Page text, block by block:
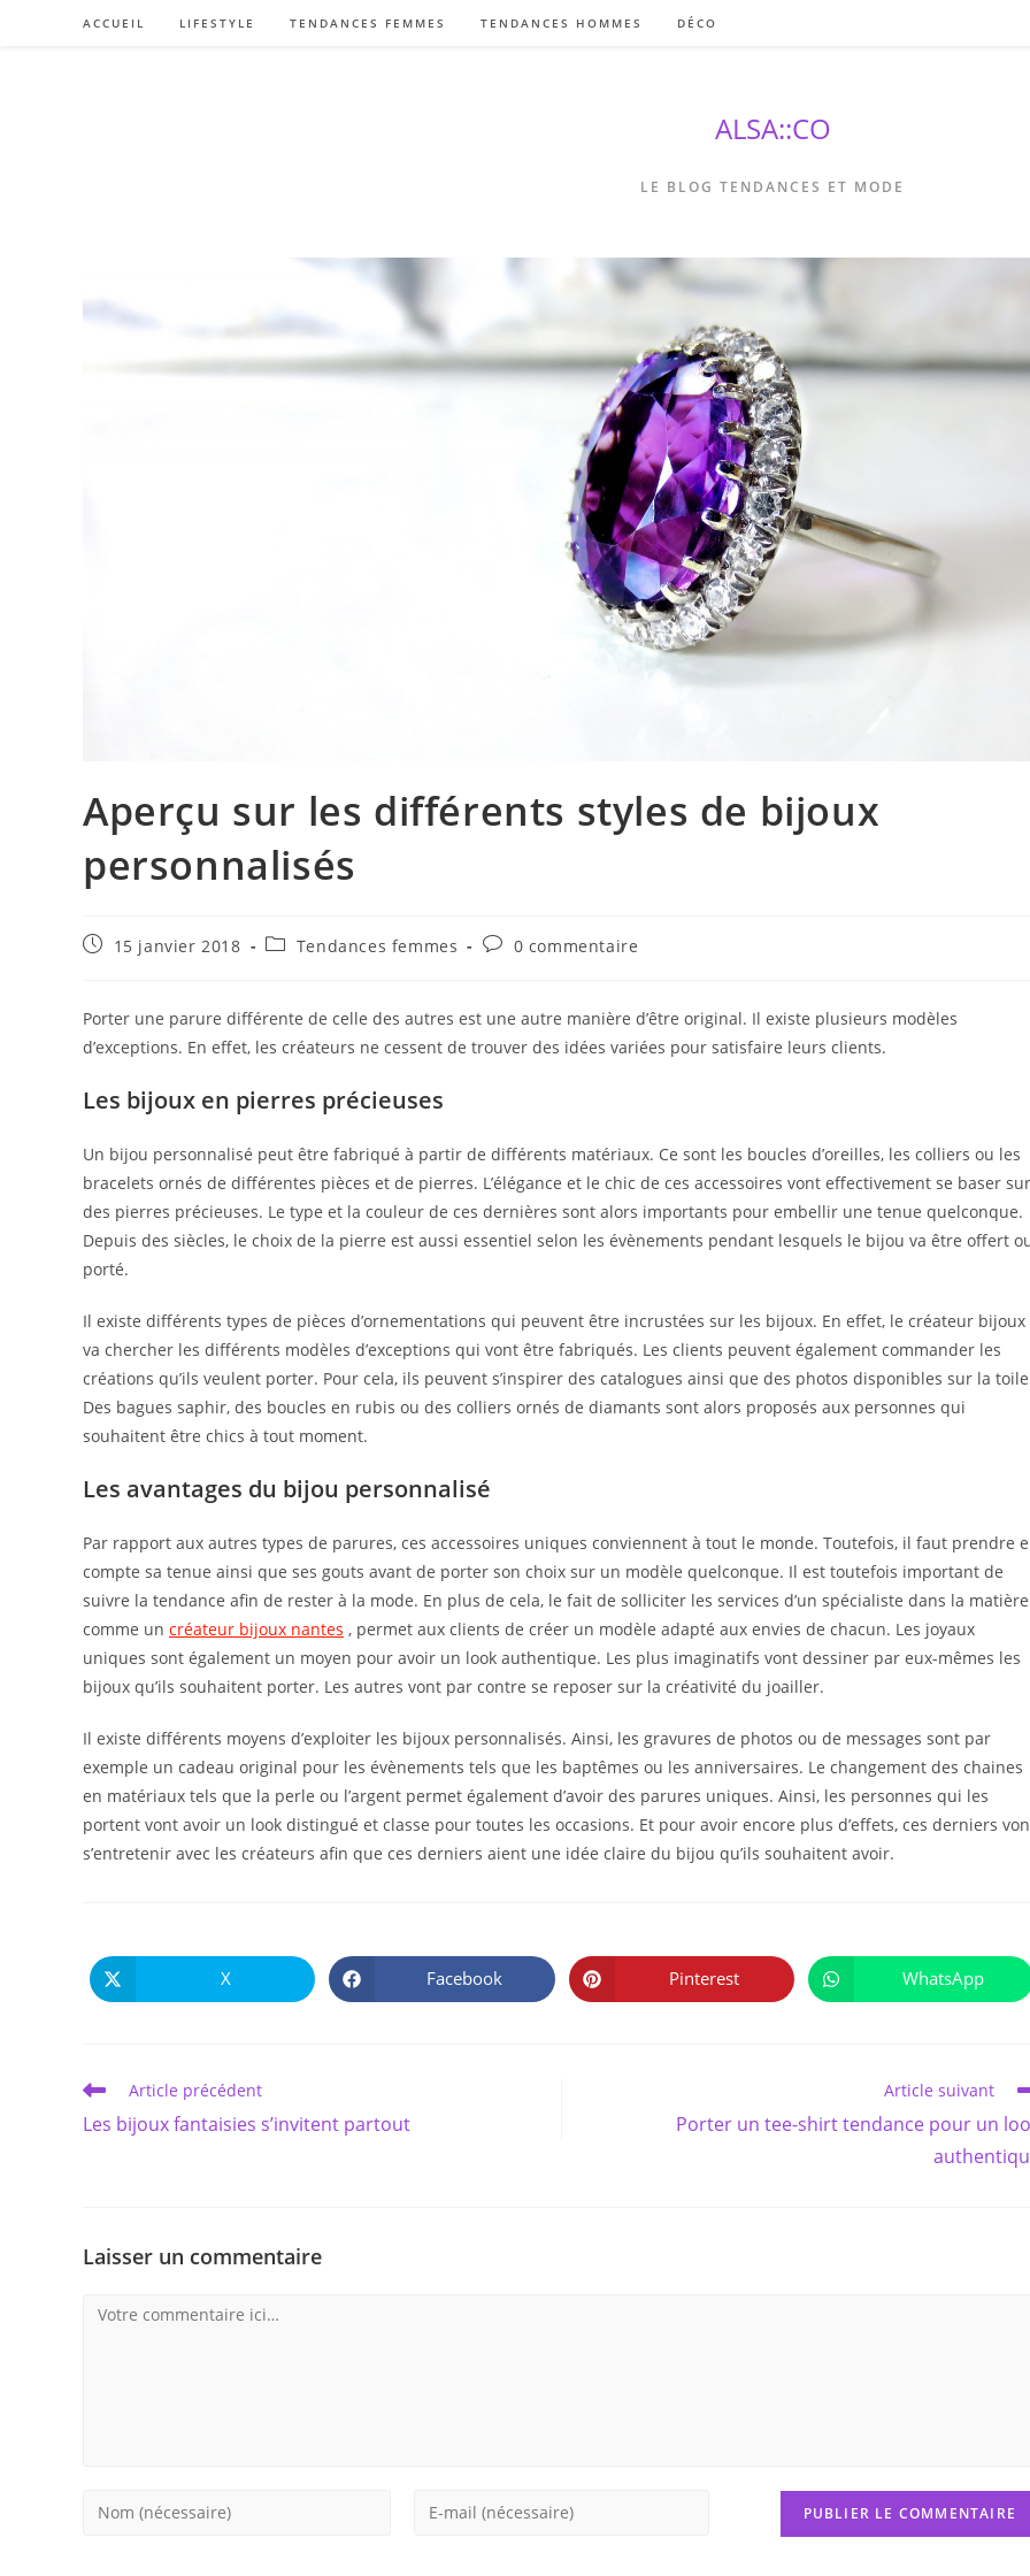
ACCUEIL LIFESTYLE TENDANCES FEMMES TENDANCES HOMMES DÉCO
ALSA::CO
LE BLOG TENDANCES ET MODE
Aperçu sur les différents styles de bijoux
personnalisés
Publication
15 janvier 2018
PostTendances femmes
Commentaires
publication :
0 commentaire
Porter une parure différente de celle des autres est une autre manière d’être original. Il existe plusieurs modèles
d’exceptions. En effet, les créateurs ne cessent de trouver des idées variées pour satisfaire leurs clients.
Les bijoux en pierres précieuses
Un bijou personnalisé peut être fabriqué à partir de différents matériaux. Ce sont les boucles d’oreilles, les colliers ou les
bracelets ornés de différentes pièces et de pierres. L’élégance et le chic de ces accessoires vont effectivement se baser sur
des pierres précieuses. Le type et la couleur de ces dernières sont alors importants pour embellir une tenue quelconque.
Depuis des siècles, le choix de la pierre est aussi essentiel selon les évènements pendant lesquels le bijou va être offert
porté.
Il existe différents types de pièces d’ornementations qui peuvent être incrustées sur les bijoux. En effet, le créateur bijoux
va chercher les différents modèles d’exceptions qui vont être fabriqués. Les clients peuvent également commander les
créations qu’ils veulent porter. Pour cela, ils peuvent s’inspirer des catalogues ainsi que des photos disponibles sur la
Des bagues saphir, des boucles en rubis ou des colliers ornés de diamants sont alors proposés aux personnes qui
souhaitent être chics à tout moment.
Les avantages du bijou personnalisé
Par rapport aux autres types de parures, ces accessoires uniques conviennent à tout le monde. Toutefois, il faut prendre
compte sa tenue ainsi que ses gouts avant de porter son choix sur un modèle quelconque. Il est toutefois important de
suivre la tendance afin de rester à la mode. En plus de cela, le fait de solliciter les services d’un spécialiste dans la matière
comme un créateur bijoux nantes , permet aux clients de créer un modèle adapté aux envies de chacun. Les joyaux
uniques sont également un moyen pour avoir un look authentique. Les plus imaginatifs vont dessiner par eux-mêmes les
bijoux qu’ils souhaitent porter. Les autres vont par contre se reposer sur la créativité du joailler.
Il existe différents moyens d’exploiter les bijoux personnalisés. Ainsi, les gravures de photos ou de messages sont par
exemple un cadeau original pour les évènements tels que les baptêmes ou les anniversaires. Le changement des chaines
en matériaux tels que la perle ou l’argent permet également d’avoir des parures uniques. Ainsi, les personnes qui les
portent vont avoir un look distingué et classe pour toutes les occasions. Et pour avoir encore plus d’effets, ces derniers
s’entretenir avec les créateurs afin que ces derniers aient une idée claire du bijou qu’ils souhaitent avoir.
CE
CONTENU
Ouvrir
dans
X Ouvrir
dans
Facebook Ouvrir
dans
Pinterest Ouvrir
dans
WhatsApp
Read
articles
Article précédent
Les bijoux fantaisies s’invitent partout
Article suivant
Porter un tee-shirt tendance pour un
Laisser un commentaire
Comment
Enter
Enter